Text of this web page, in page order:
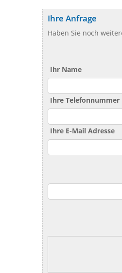
Ihre Anfrage
Haben Sie noch
Ihr Name
Ihre Telefonnummer
Ihre E-Mail Adresse